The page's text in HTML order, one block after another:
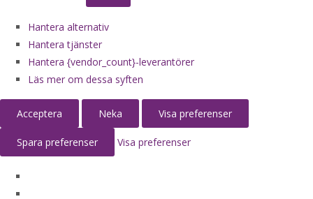
Hantera alternativ
Hantera tjänster
Hantera {vendor_count}-leverantörer
Läs mer om dessa syften
Acceptera Neka Visa preferenser
Spara preferenser Visa preferenser